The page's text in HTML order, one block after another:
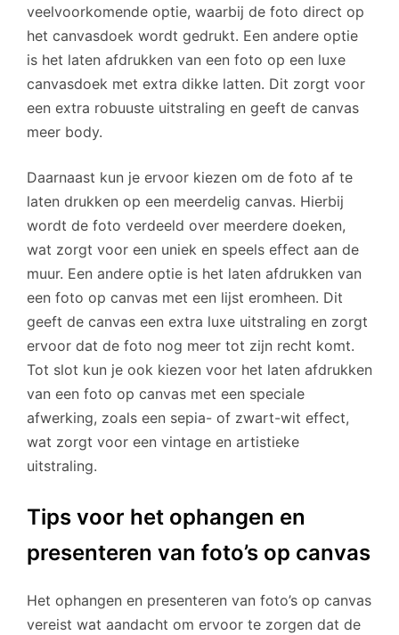
veelvoorkomende optie, waarbij de foto direct op
het canvasdoek wordt gedrukt. Een andere optie
is het laten afdrukken van een foto op een luxe
canvasdoek met extra dikke latten. Dit zorgt voor
een extra robuuste uitstraling en geeft de canvas
meer body.
Daarnaast kun je ervoor kiezen om de foto af te
laten drukken op een meerdelig canvas. Hierbij
wordt de foto verdeeld over meerdere doeken,
wat zorgt voor een uniek en speels effect aan de
muur. Een andere optie is het laten afdrukken van
een foto op canvas met een lijst eromheen. Dit
geeft de canvas een extra luxe uitstraling en zorgt
ervoor dat de foto nog meer tot zijn recht komt.
Tot slot kun je ook kiezen voor het laten afdrukken
van een foto op canvas met een speciale
afwerking, zoals een sepia- of zwart-wit effect,
wat zorgt voor een vintage en artistieke
uitstraling.
Tips voor het ophangen en
presenteren van foto’s op canvas
Het ophangen en presenteren van foto’s op canvas
vereist wat aandacht om ervoor te zorgen dat de